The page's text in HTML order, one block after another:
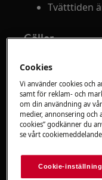
Tvätttiden
Gäller
Lösning
En ojämn
längd.
Cookies
Vi använder cookies och
samt för reklam- och
om din användning av
medier, annonsering och
cookies” godkänner du
se vårt
Cookie-